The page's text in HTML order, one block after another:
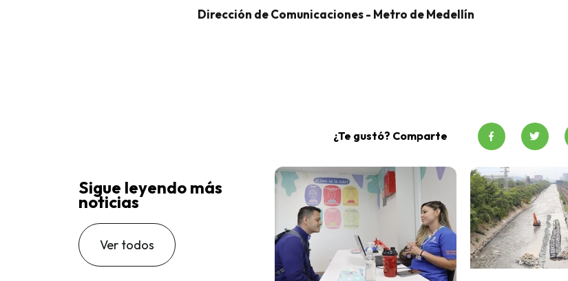
Dirección de Comunicaciones - Metro de Medellín
¿Te gustó? Comparte
Sigue leyendo más
noticias
Ver todos